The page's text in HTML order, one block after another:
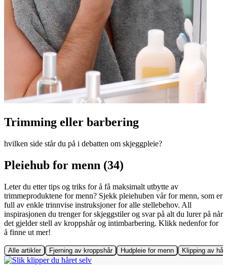
Trimming eller barbering
hvilken side står du på i debatten om skjeggpleie?
Pleiehub for menn (34)
Leter du etter tips og triks for å få maksimalt utbytte av
trimmeproduktene for menn? Sjekk pleiehuben vår for menn, som er
full av enkle trinnvise instruksjoner for alle stellebehov. All
inspirasjonen du trenger for skjeggstiler og svar på alt du lurer på når
det gjelder stell av kroppshår og intimbarbering. Klikk nedenfor for
å finne ut mer!
Alle artikler Fjerning av kroppshår Hudpleie for menn Klipping av